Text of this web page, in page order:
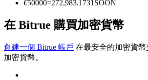
包含交易情況等的大數據分析
€50000=272,983.1731 SOON
在 Bitrue 購買加密貨幣
創建一個 Bitrue 帳戶 在最安全的加密貨
加密貨幣。